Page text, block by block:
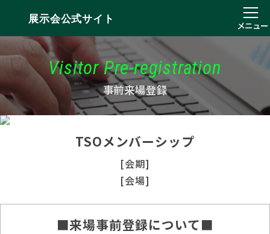
展示会公式サイト
メニュー
Visitor Pre-registration
事前来場登録
TSOメンバーシップ
[会期]
[会場]
■来場事前登録について■